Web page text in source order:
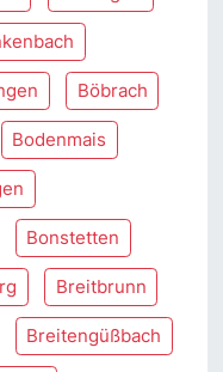
Böbrach
Bodenmais
Bonstetten
Breitbrunn
Breitengüßbach